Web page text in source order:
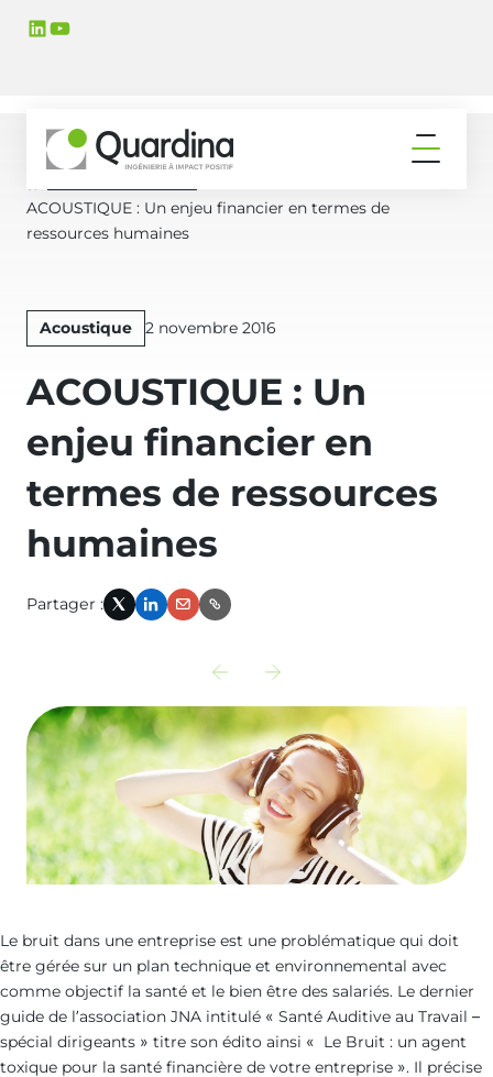
LinkedIn
YouTube
Ouvrir
Accueil
ACOUSTIQUE : Un enjeu financier en termes de
ressources humaines
Acoustique
Publié
le
2 novembre 2016
ACOUSTIQUE : Un
enjeu financier en
termes de ressources
humaines
Partager :
X LinkedIn
Email
Link
Découvrir
l‘actualité
précédente
:
audit-
vulnerabilite-
Découvrir
l‘actualité
suivante
:
caisses-
paiement-
Le bruit dans une entreprise est une problématique qui doit
être gérée sur un plan technique et environnemental avec
comme objectif la santé et le bien être des salariés. Le dernier
guide de l’association JNA intitulé « Santé Auditive au Travail –
spécial dirigeants » titre son édito ainsi « Le Bruit : un agent
toxique pour la santé financière de votre entreprise ». Il précise